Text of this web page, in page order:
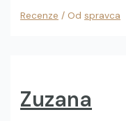
Recenze / Od spravca
Zuzana